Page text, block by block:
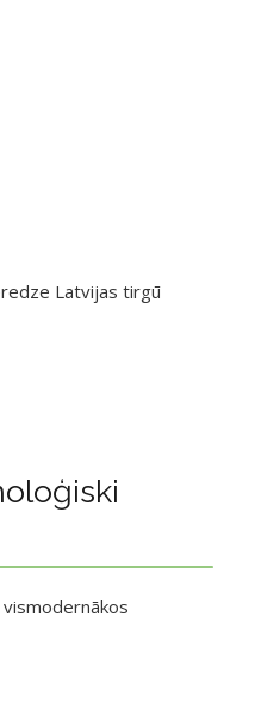
Latvijas tirgū